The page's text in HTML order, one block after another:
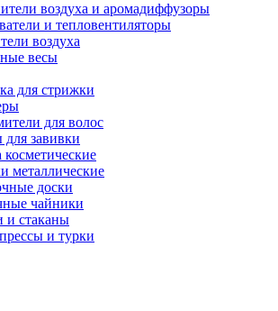
воздуха и аромадиффузоры
и тепловентиляторы
воздуха
весы
для стрижки
для волос
завивки
косметические
металлические
доски
чайники
и стаканы
и турки